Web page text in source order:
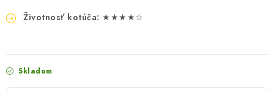
Životnosť kotúča: ★★★★☆
Skladom